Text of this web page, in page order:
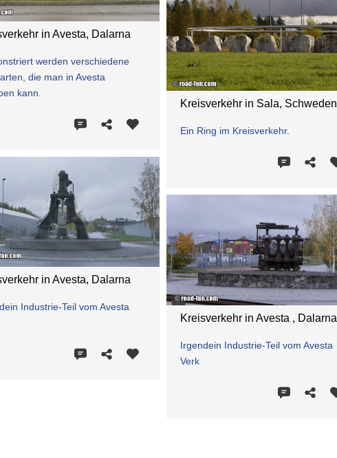
in Avesta, Dalarna
werden verschiedene
die man in Avesta
kann.
in Avesta, Dalarna
Industrie-Teil vom Avesta
Kreisverkehr in Sala, Schweden
Ein Ring im Kreisverkehr.
Kreisverkehr in Avesta , Dalarna
Irgendein Industrie-Teil vom Avesta
Verk